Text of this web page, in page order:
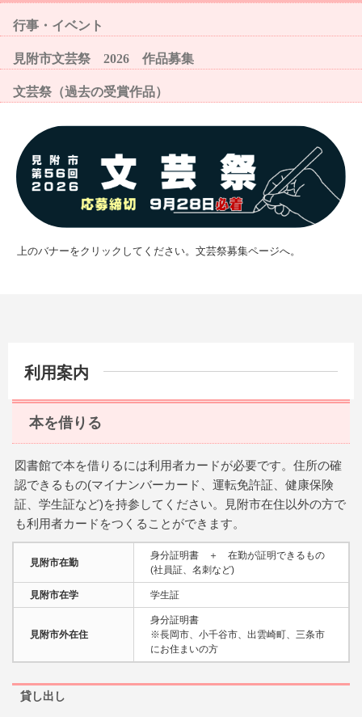
行事・イベント
見附市文芸祭 2026 作品募集
文芸祭（過去の受賞作品）
上のバナーをクリックしてください。文芸祭募集ページへ。
利用案内
本を借りる
図書館で本を借りるには利用者カードが必要です。住所の確
認できるもの(マイナンバーカード、運転免許証、健康保険
証、学生証など)を持参してください。見附市在住以外の方で
も利用者カードをつくることができます。
見附市在勤
身分証明書 ＋ 在勤が証明できるもの
(社員証、名刺など)
見附市在学 学生証
見附市外在住
身分証明書
※長岡市、小千谷市、出雲崎町、三条市
にお住まいの方
貸し出し